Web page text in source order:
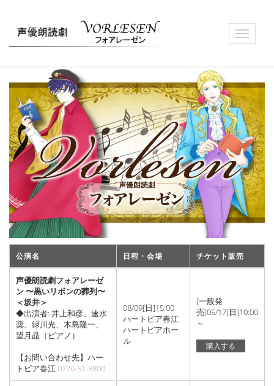
Toggle
公演名 日程・会場 チケット販売
声優朗読劇フォアレーゼ
ン 〜黒いリボンの葬列〜
＜坂井＞
◆出演者: 井上和彦、速水
奨、緑川光、木島隆一、
望月晶（ピアノ）
【お問い合わせ先】ハー
トピア春江0776-51-8800
08/09[日]15:00
ハートピア春江
ハートピアホー
ル
[一般発
売]05/17[日]10:00
～
購入する